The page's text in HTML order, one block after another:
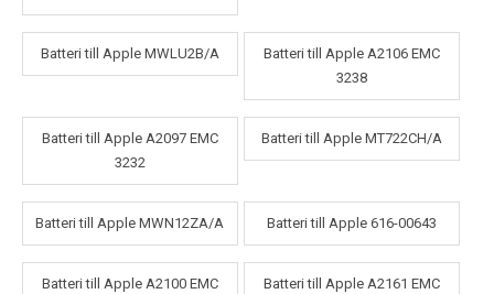
Batteri till Apple MWLU2B/A
Batteri till Apple A2106 EMC
3238
Batteri till Apple A2097 EMC
3232
Batteri till Apple MT722CH/A
Batteri till Apple MWN12ZA/A Batteri till Apple 616-00643
Batteri till Apple A2100 EMC
Batteri till Apple A2161 EMC